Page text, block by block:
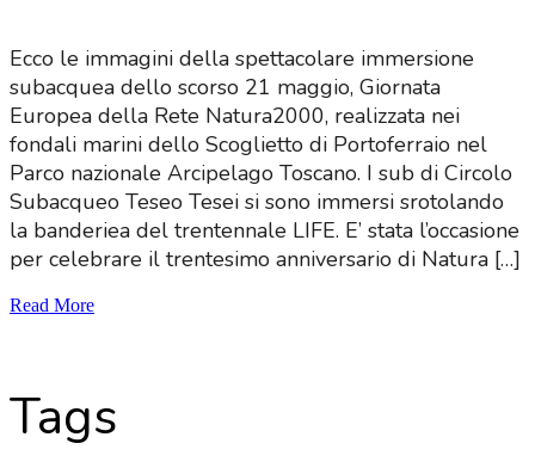
Ecco le immagini della spettacolare immersione
subacquea dello scorso 21 maggio, Giornata
Europea della Rete Natura2000, realizzata nei
fondali marini dello Scoglietto di Portoferraio nel
Parco nazionale Arcipelago Toscano. I sub di Circolo
Subacqueo Teseo Tesei si sono immersi srotolando
la banderiea del trentennale LIFE. E’ stata l’occasione
per celebrare il trentesimo anniversario di Natura […]
Read More
Tags